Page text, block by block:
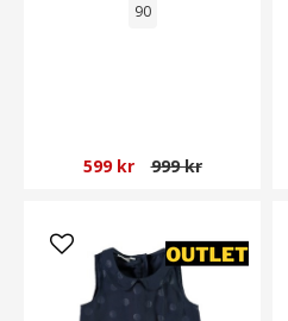
90
599 kr 999 kr